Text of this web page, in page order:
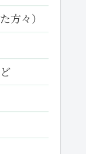
方々）